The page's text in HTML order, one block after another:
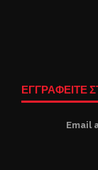
ΕΓΓΡΑΦΕΙΤΕ
Email